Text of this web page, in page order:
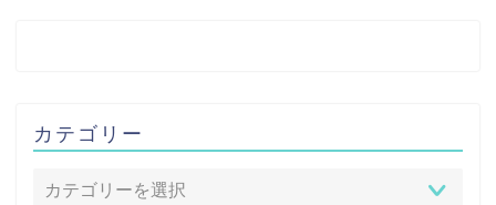
カテゴリー